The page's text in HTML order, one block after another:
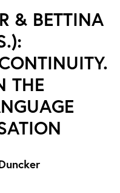
& BETTINA
THE